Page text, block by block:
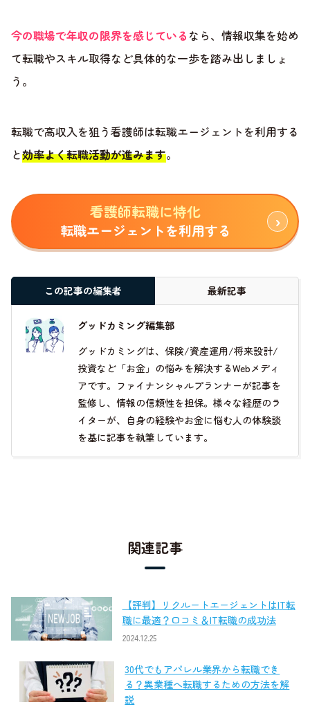
今の職場で年収の限界を感じている なら、情報収集を始め
て転職やスキル取得など具体的な一歩を踏み出しましょ
う。
転職で高収入を狙う看護師は転職エージェントを利用する
と効率よく転職活動が進みます。
看護師転職に特化
転職エージェントを利用する
この記事の編集者 最新記事
グッドカミング編集部
グッドカミングは、保険/資産運用/将来設計/
投資など「お金」の悩みを解決するWebメディ
アです。ファイナンシャルプランナーが記事を
監修し、情報の信頼性を担保。様々な経歴のラ
イターが、自身の経験やお金に悩む人の体験談
を基に記事を執筆しています。
関連記事
【評判】リクルートエージェントはIT転
職に最適？口コミ＆IT転職の成功法
2024.12.25
30代でもアパレル業界から転職でき
る？異業種へ転職するための方法を解
説